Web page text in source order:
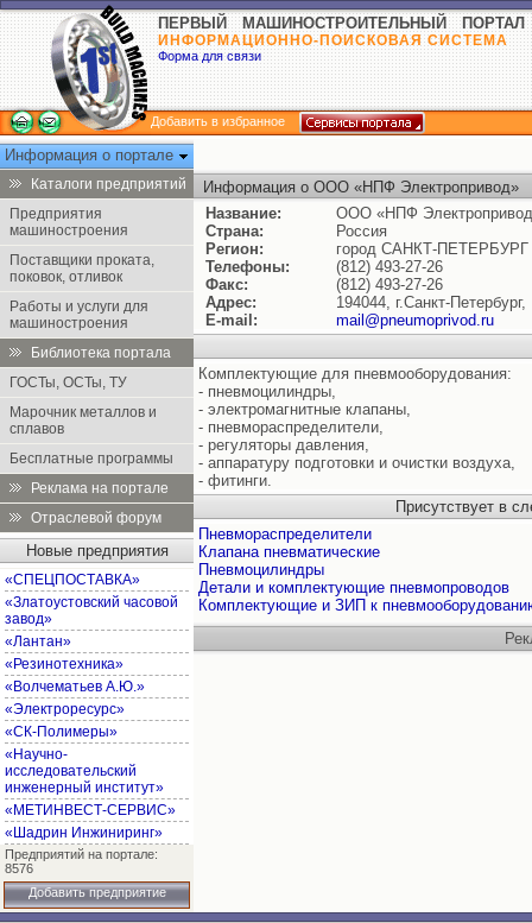
ПЕРВЫЙ МАШИНОСТРОИТЕЛЬНЫЙ ПОРТАЛ
ИНФОРМАЦИОННО-ПОИСКОВАЯ СИСТЕМА
Форма для связи
Добавить в избранное
Информация о портале
Каталоги предприятий
Предприятия
машиностроения
Поставщики проката,
поковок, отливок
Работы и услуги для
машиностроения
Библиотека портала
ГОСТы, ОСТы, ТУ
Марочник металлов и
сплавов
Бесплатные программы
Реклама на портале
Отраслевой форум
Новые предприятия
«СПЕЦПОСТАВКА»
«Златоустовский часовой
завод»
«Лантан»
«Резинотехника»
«Волчематьев А.Ю.»
«Электроресурс»
«СК-Полимеры»
«Научно-
исследовательский
инженерный институт»
«МЕТИНВЕСТ-СЕРВИС»
«Шадрин Инжиниринг»
Предприятий на портале:
8576
Добавить предприятие
Информация о ООО «НПФ Электропривод»
Название:
ООО «НПФ
Страна:
Россия
Регион:
город САНКТ-ПЕТЕРБУРГ
Телефоны:
(812) 493-27-26
Факс:
(812) 493-27-26
Адрес:
194044, г.Санкт-
E-mail:
mail@pneumoprivod.ru
Комплектующие для пневмооборудования:
- пневмоцилиндры,
- электромагнитные клапаны,
- пневмораспределители,
- регуляторы давления,
- аппаратуру подготовки и очистки воздуха,
- фитинги.
Присутствует в
Пневмораспределители
Клапана пневматические
Пневмоцилиндры
Детали и комплектующие пневмопроводов
Комплектующие и ЗИП к